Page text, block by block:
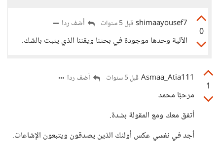
0
shimaayousef7 قبل 5 سنوات أضف ردا
الآلية وحدها موجودة في بحثنا ويقننا الذي يثبت بالشك.
1
Asmaa_Atia111 قبل 5 سنوات أضف ردا
مرحبًا محمد
أتفق معك ومع المقولة بشدة.
أجد في نفسي عكس أولئك الذين يصدقون ويتبعون الإشاعات.